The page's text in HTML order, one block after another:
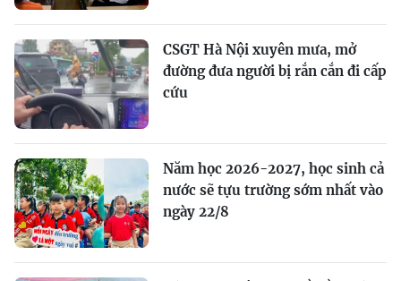
CSGT Hà Nội xuyên mưa, mở
đường đưa người bị rắn cắn đi cấp
cứu
Năm học 2026-2027, học sinh cả
nước sẽ tựu trường sớm nhất vào
ngày 22/8